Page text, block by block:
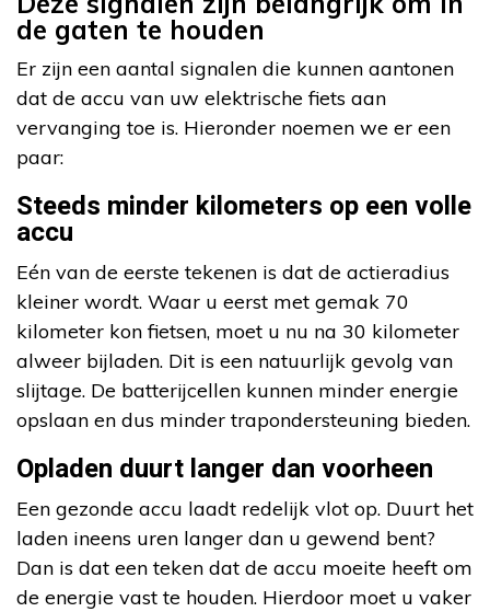
de gaten te houden
Er zijn een aantal signalen die kunnen aantonen
dat de accu van uw elektrische fiets aan
vervanging toe is. Hieronder noemen we er een
paar:
Steeds minder kilometers op een volle
accu
Eén van de eerste tekenen is dat de actieradius
kleiner wordt. Waar u eerst met gemak 70
kilometer kon fietsen, moet u nu na 30 kilometer
alweer bijladen. Dit is een natuurlijk gevolg van
slijtage. De batterijcellen kunnen minder energie
opslaan en dus minder trapondersteuning bieden.
Opladen duurt langer dan voorheen
Een gezonde accu laadt redelijk vlot op. Duurt het
laden ineens uren langer dan u gewend bent?
Dan is dat een teken dat de accu moeite heeft om
de energie vast te houden. Hierdoor moet u vaker